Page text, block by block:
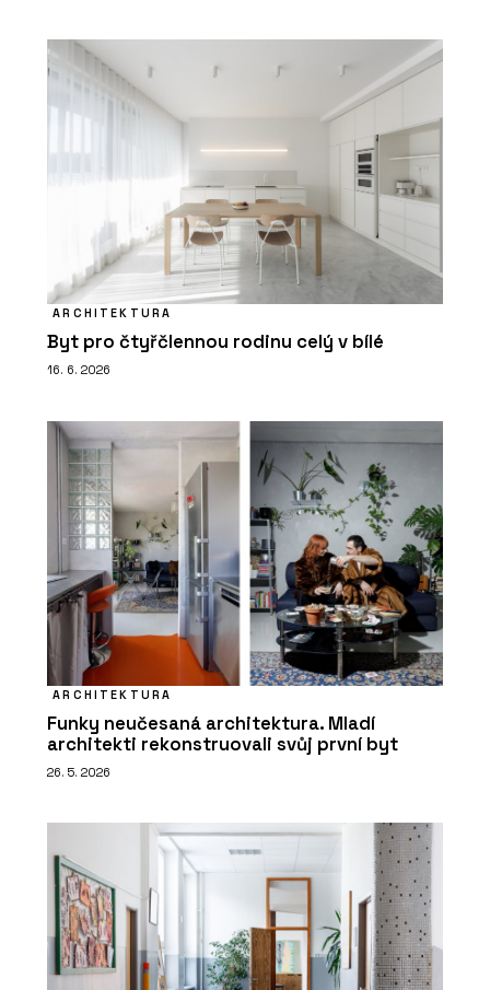
ARCHITEKTURA
Byt pro čtyřčlennou rodinu celý v bílé
16. 6. 2026
ARCHITEKTURA
Funky neučesaná architektura. Mladí
architekti rekonstruovali svůj první byt
26. 5. 2026